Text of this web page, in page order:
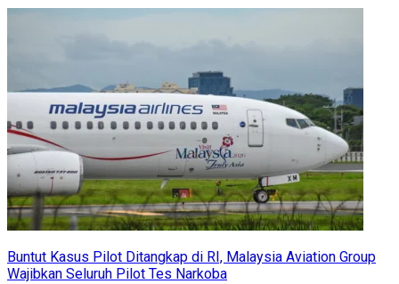
Buntut Kasus Pilot Ditangkap di RI, Malaysia Aviation Group
Wajibkan Seluruh Pilot Tes Narkoba